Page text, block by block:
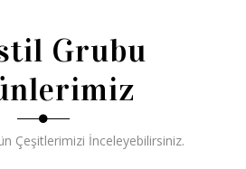
Grubu
Çeşitlerimizi İnceleyebilirsiniz.